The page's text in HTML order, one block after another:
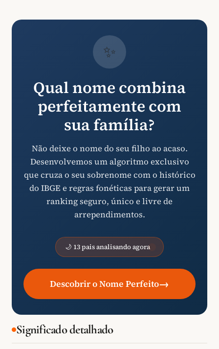
✨
Qual nome combina
perfeitamente com
sua família?
Não deixe o nome do seu filho ao acaso.
Desenvolvemos um algoritmo exclusivo
que cruza o seu sobrenome com o histórico
do IBGE e regras fonéticas para gerar um
ranking seguro, único e livre de
arrependimentos.
🌙 13 pais analisando agora
Descobrir o Nome Perfeito→
Significado detalhado